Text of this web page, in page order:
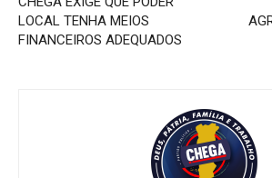
LOCAL TENHA MEIOS
FINANCEIROS ADEQUADOS